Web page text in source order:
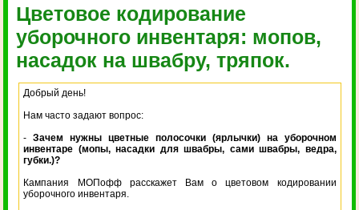
Цветовое кодирование
уборочного инвентаря: мопов,
насадок на швабру, тряпок.
Добрый день!
Нам часто задают вопрос:
- Зачем нужны цветные полосочки (ярлычки) на уборочном
инвентаре (мопы, насадки для швабры, сами швабры, ведра,
губки.)?
Кампания МОПофф расскажет Вам о цветовом кодировании
уборочного инвентаря.